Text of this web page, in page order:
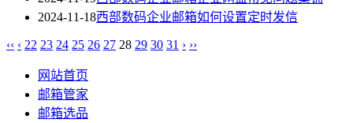
2024-11-18西部数码企业邮箱如何设置定时发信
‹‹ ‹ 22 23 24 25 26 27 28 29 30 31 › ››
网站首页
邮箱管家
邮箱选品